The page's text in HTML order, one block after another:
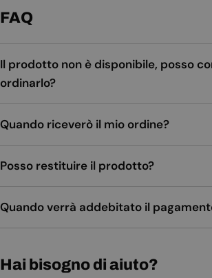
FAQ
Il prodotto non è disponibile, posso
ordinarlo?
Quando riceverò il mio ordine?
Posso restituire il prodotto?
Quando verrà addebitato il
Hai bisogno di aiuto?